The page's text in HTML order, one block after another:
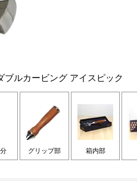
ブルカービング アイスピック
グリップ部 箱内部